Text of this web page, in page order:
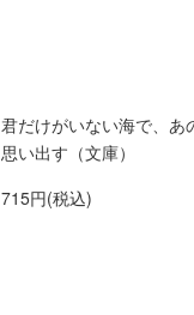
君だけがいない海で、あ
思い出す（文庫）
715円(税込)